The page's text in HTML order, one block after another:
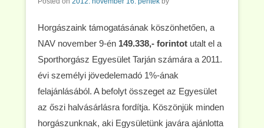
Horgászaink támogatásának köszönhetően, a
NAV november 9-én 149.338,- forintot utalt el a
Sporthorgász Egyesület Tarján számára a 2011.
évi személyi jövedelemadó 1%-ának
felajánlásából. A befolyt összeget az Egyesület
az őszi halvásárlásra fordítja. Köszönjük minden
horgászunknak, aki Egysületünk javára ajánlotta